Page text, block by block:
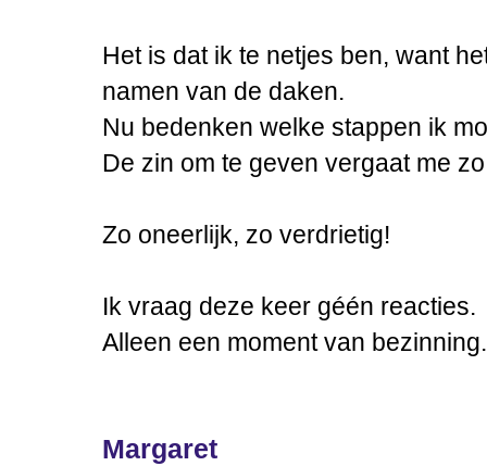
Het is dat ik te netjes ben, want
namen van de daken.
Nu bedenken welke stappen ik
De zin om te geven vergaat me
Zo oneerlijk, zo verdrietig!
Ik vraag deze keer géén reacties.
Alleen een moment van bezinning.
Margaret